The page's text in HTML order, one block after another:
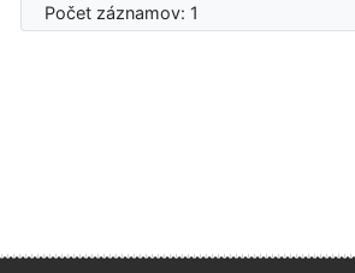
Počet záznamov: 1